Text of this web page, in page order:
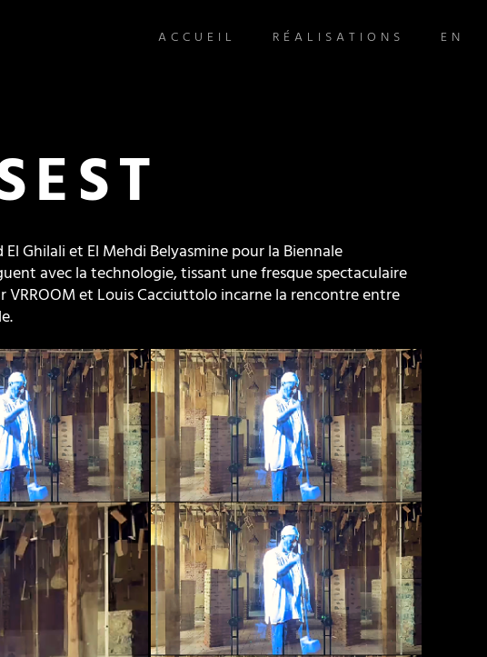
ACCUEIL RÉALISATIONS EN
Ghilali et El Mehdi Belyasmine pour la Biennale
avec la technologie, tissant une fresque spectaculaire
et Louis Cacciuttolo incarne la rencontre entre